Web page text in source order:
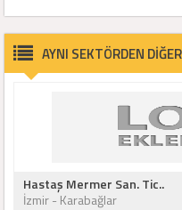
AYNI SEKTÖRDEN
Hastaş Mermer San. Tic..
İzmir - Karabağlar